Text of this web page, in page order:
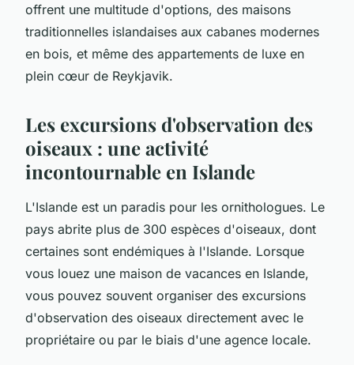
offrent une multitude d'options, des maisons
traditionnelles islandaises aux cabanes modernes
en bois, et même des appartements de luxe en
plein cœur de Reykjavik.
Les excursions d'observation des
oiseaux : une activité
incontournable en Islande
L'Islande est un paradis pour les ornithologues. Le
pays abrite plus de 300 espèces d'oiseaux, dont
certaines sont endémiques à l'Islande. Lorsque
vous louez une maison de vacances en Islande,
vous pouvez souvent organiser des excursions
d'observation des oiseaux directement avec le
propriétaire ou par le biais d'une agence locale.